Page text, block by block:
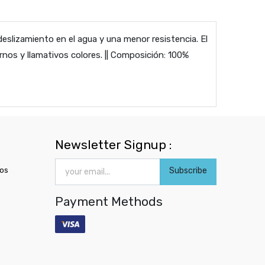
en el agua y una menor resistencia. El
y llamativos colores. || Composición: 100%
Newsletter Signup :
Subscribe
Payment Methods